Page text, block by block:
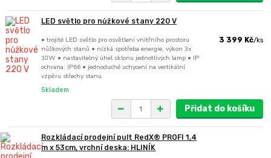
LED světlo pro nůžkové stany 220 V
• trojité LED světlo pro osvětlení vnitřního prostoru
nůžkových stanů • nízká spotřeba energie, výkon 3x
10W • nastavitelný úhel sklonu jednotlivých lamp • IP
ochrana: IP66 • jednoduché uchycení na vertikální
vzpěru střechy stanu
3 399 Kč/ks
Skladem
Přidat do košíku
Rozkládací prodejní pult RedX® PROFI 1,4
m x 53cm, vrchní deska: HLINÍK